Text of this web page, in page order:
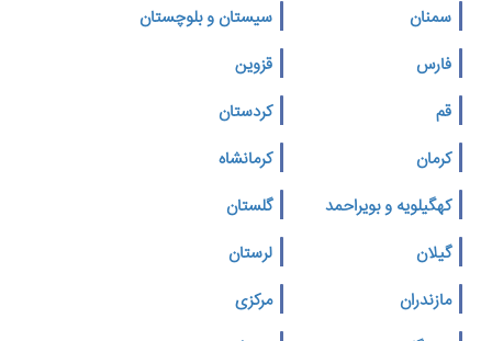
سمنان
سیستان و بلوچستان
فارس
قزوین
قم
کردستان
کرمان
کرمانشاه
کهگیلویه و بویراحمد
گلستان
گیلان
لرستان
مازندران
مرکزی